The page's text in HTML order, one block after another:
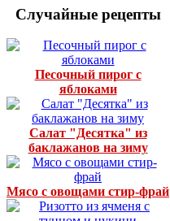
Случайные рецепты
Песочный пирог с
яблоками
Салат "Десятка" из
баклажанов на зиму
Мясо с овощами стир-фрай